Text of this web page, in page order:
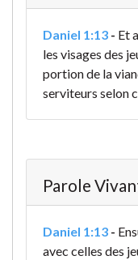
Daniel 1:13 - Et
les visages des
portion de la
serviteurs selon
Parole
Daniel 1:13 -
avec celles des